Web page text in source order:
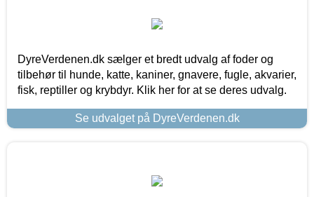
DyreVerdenen.dk sælger et bredt udvalg af foder og
tilbehør til hunde, katte, kaniner, gnavere, fugle, akvarier,
fisk, reptiller og krybdyr. Klik her for at se deres udvalg.
Se udvalget på DyreVerdenen.dk